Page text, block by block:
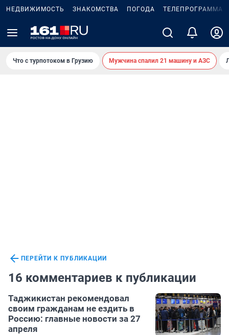
НЕДВИЖИМОСТЬ ЗНАКОМСТВА ПОГОДА ТЕЛЕПРОГРАММА
Что с турпотоком в Грузию Мужчина спалил 21 машину и АЗС
ПЕРЕЙТИ К ПУБЛИКАЦИИ
16 комментариев к публикации
Таджикистан рекомендовал
своим гражданам не ездить в
Россию: главные новости за 27
апреля